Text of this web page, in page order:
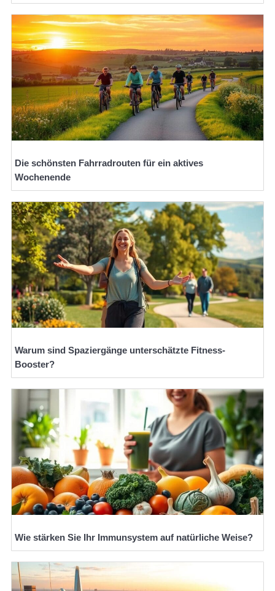
Die schönsten Fahrradrouten für ein aktives
Wochenende
Warum sind Spaziergänge unterschätzte Fitness-
Booster?
Wie stärken Sie Ihr Immunsystem auf natürliche Weise?